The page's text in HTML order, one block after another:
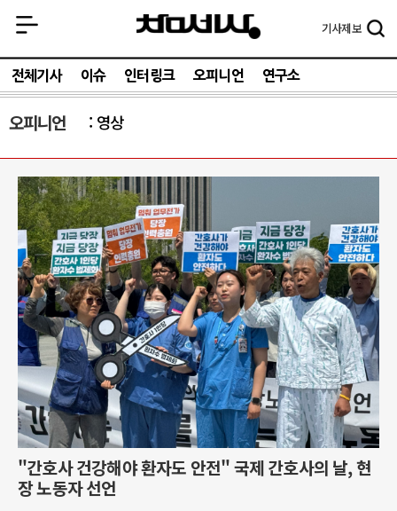
기사제보
전체기사 이슈 인터링크 오피니언 연구소
오피니언 영상
"간호사 건강해야 환자도 안전" 국제 간호사의 날, 현
장 노동자 선언